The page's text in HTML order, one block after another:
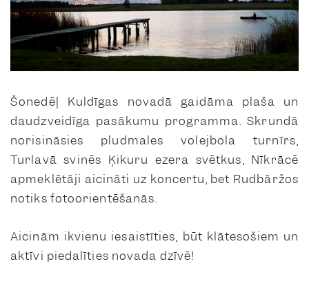
Šonedēļ Kuldīgas novadā gaidāma plaša un
daudzveidīga pasākumu programma. Skrundā
norisināsies pludmales volejbola turnīrs,
Turlavā svinēs Ķikuru ezera svētkus, Nīkrācē
apmeklētāji aicināti uz koncertu, bet Rudbāržos
notiks fotoorientēšanās.
Aicinām ikvienu iesaistīties, būt klātesošiem un
aktīvi piedalīties novada dzīvē!